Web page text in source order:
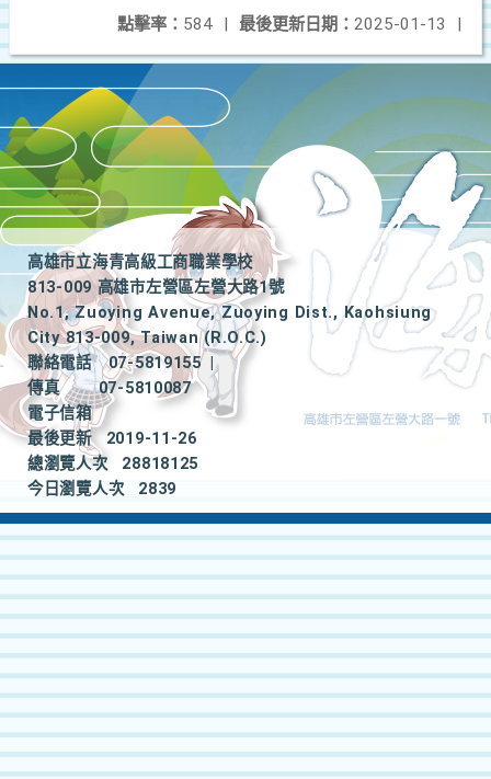
最後更新日期： 2025-01-13 |
點擊率： 584 |
高雄市立海青高級工商職業學校
813-009 高雄市左營區左營大路1號
No.1, Zuoying Avenue, Zuoying Dist., Kaohsiung
City 813-009, Taiwan (R.O.C.)
聯絡電話
07-5819155
|
傳真
07-5810087
電子信箱
最後更新
2019-11-26
總瀏覽人次
28818125
今日瀏覽人次
2839